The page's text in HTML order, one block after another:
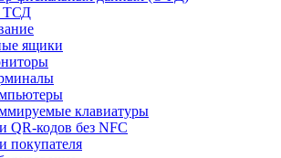
ТСД
ящики
клавиатуры
QR-кодов без NFC
покупателя